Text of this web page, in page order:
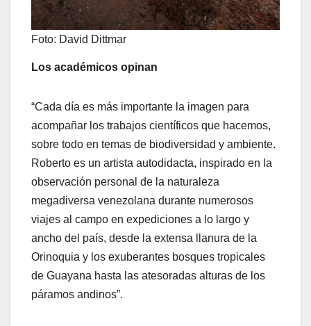
Foto: David Dittmar
Los académicos opinan
“Cada día es más importante la imagen para
acompañar los trabajos científicos que hacemos,
sobre todo en temas de biodiversidad y ambiente.
Roberto es un artista autodidacta, inspirado en la
observación personal de la naturaleza
megadiversa venezolana durante numerosos
viajes al campo en expediciones a lo largo y
ancho del país, desde la extensa llanura de la
Orinoquia y los exuberantes bosques tropicales
de Guayana hasta las atesoradas alturas de los
páramos andinos”.